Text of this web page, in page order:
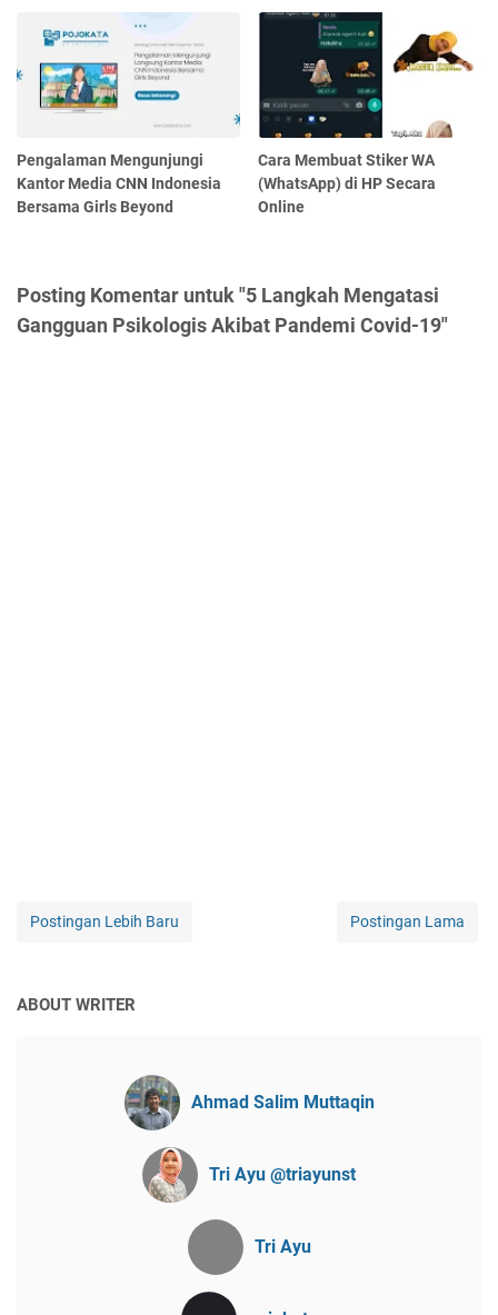
Pengalaman Mengunjungi
Kantor Media CNN Indonesia
Bersama Girls Beyond
Cara Membuat Stiker WA
(WhatsApp) di HP Secara
Online
Posting Komentar untuk "5 Langkah Mengatasi
Gangguan Psikologis Akibat Pandemi Covid-19"
Postingan Lebih Baru Postingan Lama
ABOUT WRITER
Ahmad Salim Muttaqin
Tri Ayu @triayunst
Tri Ayu